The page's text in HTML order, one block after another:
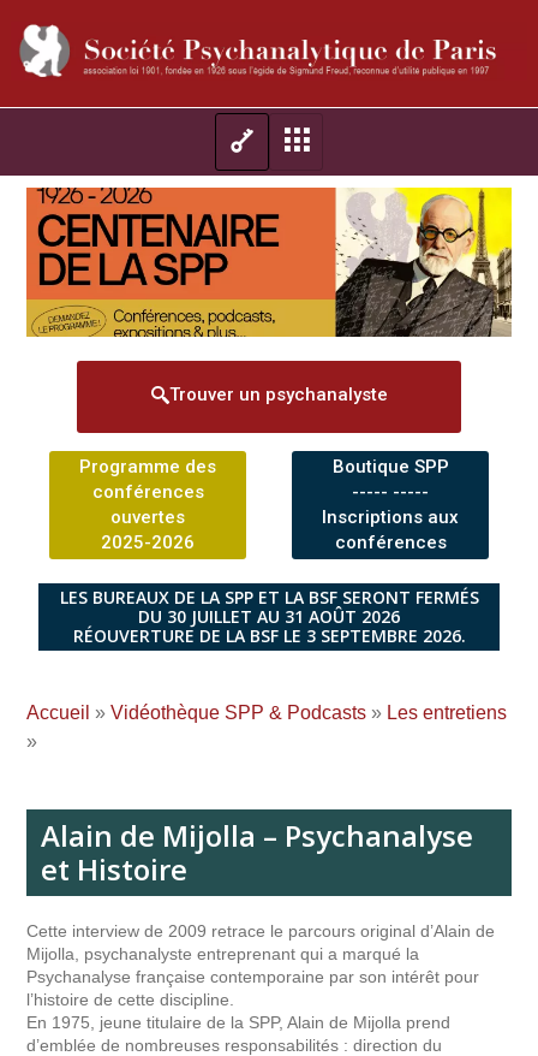
Trouver un psychanalyste
Programme des
conférences
ouvertes
2025-2026
Boutique SPP
----- -----
Inscriptions aux
conférences
LES BUREAUX DE LA SPP ET LA BSF SERONT FERMÉS
DU 30 JUILLET AU 31 AOÛT 2026
RÉOUVERTURE DE LA BSF LE 3 SEPTEMBRE 2026.
Accueil » Vidéothèque SPP & Podcasts » Les entretiens
»
Alain de Mijolla – Psychanalyse
et Histoire
Cette interview de 2009 retrace le parcours original d’Alain de
Mijolla, psychanalyste entreprenant qui a marqué la
Psychanalyse française contemporaine par son intérêt pour
l’histoire de cette discipline.
En 1975, jeune titulaire de la SPP, Alain de Mijolla prend
d’emblée de nombreuses responsabilités : direction du